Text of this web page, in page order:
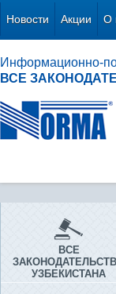
Новости Акции О
Информационно-
ВСЕ
ВСЕ
УЗБЕКИСТАНА